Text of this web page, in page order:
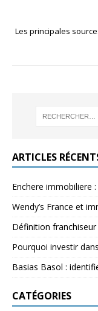
Les principales
ARTICLES
Enchere immobiliere
Wendy’s France et
Définition
Pourquoi investir
Basias Basol :
CATÉGORIES